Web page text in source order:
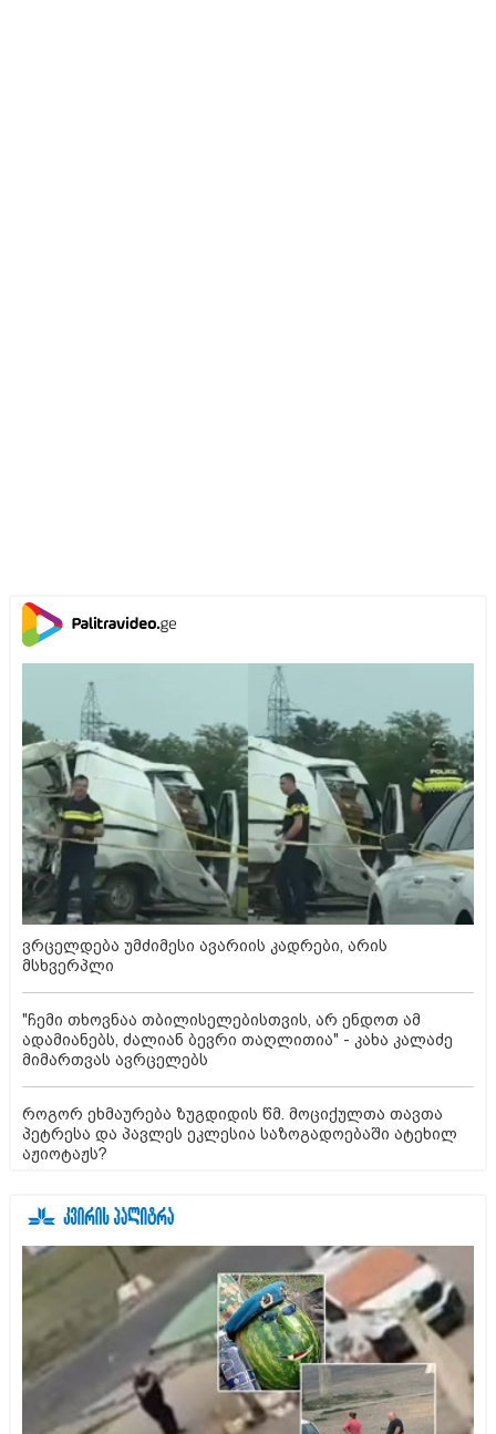
ვრცელდება უმძიმესი ავარიის კადრები, არის
მსხვერპლი
"ჩემი თხოვნაა თბილისელებისთვის, არ ენდოთ ამ
ადამიანებს, ძალიან ბევრი თაღლითია" - კახა კალაძე
მიმართვას ავრცელებს
როგორ ეხმაურება ზუგდიდის წმ. მოციქულთა თავთა
პეტრესა და პავლეს ეკლესია საზოგადოებაში ატეხილ
აჟიოტაჟს?